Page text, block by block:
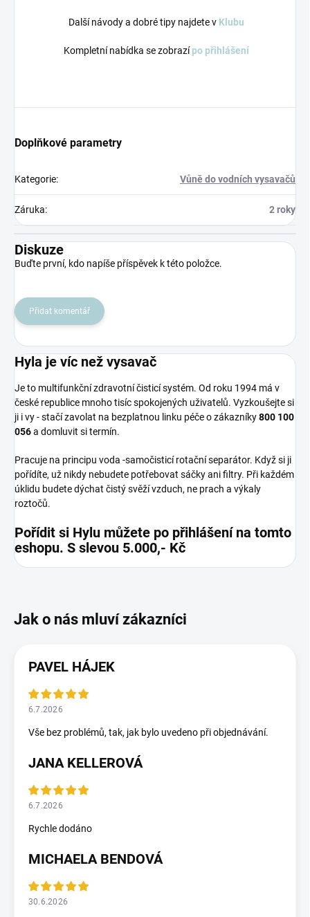
Další návody a dobré tipy najdete v Klubu
Kompletní nabídka se zobrazí po přihlášení
Doplňkové parametry
Kategorie: Vůně do vodních vysavačů
Záruka: 2 roky
Diskuze
Buďte první, kdo napíše příspěvek k této položce.
Přidat komentář
Hyla je víc než vysavač
Je to multifunkční zdravotní čisticí systém. Od roku 1994 má v
české republice mnoho tisíc spokojených uživatelů. Vyzkoušejte si
ji i vy - stačí zavolat na bezplatnou linku péče o zákazníky800 100
056a domluvit si termín.
Pracuje na principu voda -samočisticí rotační separátor. Když si ji
pořídíte, už nikdy nebudete potřebovat sáčky ani filtry. Při každém
úklidu budete dýchat čistý svěží vzduch, ne prach a výkaly
roztočů.
Pořídit si Hylu můžete po přihlášení na tomto
eshopu. S slevou 5.000,- Kč
PAVEL HÁJEK
6.7.2026
Vše bez problémů, tak, jak bylo uvedeno při objednávání.
JANA KELLEROVÁ
6.7.2026
Rychle dodáno
MICHAELA BENDOVÁ
30.6.2026